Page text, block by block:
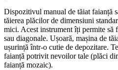
Dispozitivul manual de tăiat faianță
tăierea plăcilor de dimensiuni
mici. Acest instrument îți permite să
sau diagonale. Ușoară, mașina de
ușurință într-o cutie de depozitare.
faianță potrivit nevoilor tale (plăci
faianță mozaic).